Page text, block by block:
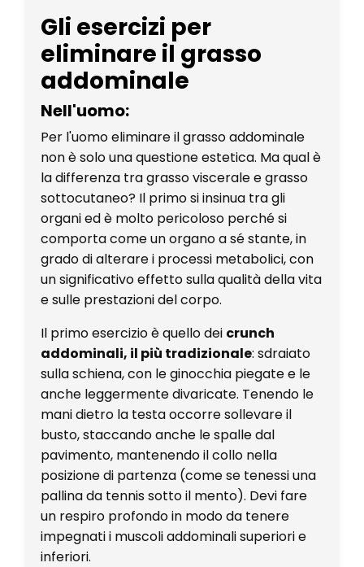
Gli esercizi per
eliminare il grasso
addominale
Nell'uomo:
Per l'uomo eliminare il grasso addominale
non è solo una questione estetica. Ma qual è
la differenza tra grasso viscerale e grasso
sottocutaneo? Il primo si insinua tra gli
organi ed è molto pericoloso perché si
comporta come un organo a sé stante, in
grado di alterare i processi metabolici, con
un significativo effetto sulla qualità della vita
e sulle prestazioni del corpo.
Il primo esercizio è quello dei crunch
addominali, il più tradizionale: sdraiato
sulla schiena, con le ginocchia piegate e le
anche leggermente divaricate. Tenendo le
mani dietro la testa occorre sollevare il
busto, staccando anche le spalle dal
pavimento, mantenendo il collo nella
posizione di partenza (come se tenessi una
pallina da tennis sotto il mento). Devi fare
un respiro profondo in modo da tenere
impegnati i muscoli addominali superiori e
inferiori.